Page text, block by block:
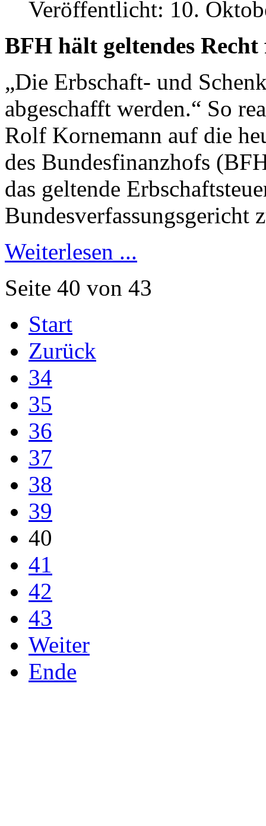
Veröffentlicht: 10.
BFH hält geltendes
„Die Erbschaft- und
abgeschafft werden.“ So
Rolf Kornemann auf die
des Bundesfinanzhofs
das geltende
Bundesverfassungsgericht
Weiterlesen ...
Seite 40 von 43
Start
Zurück
34
35
36
37
38
39
40
41
42
43
Weiter
Ende